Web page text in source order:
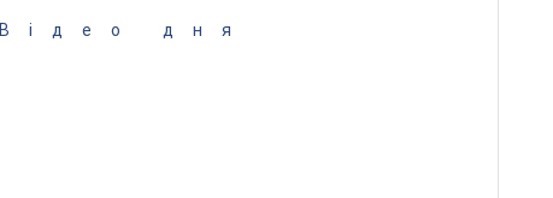
Відео дня